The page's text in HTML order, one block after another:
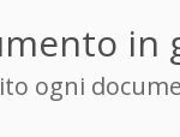
in
ogni